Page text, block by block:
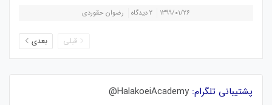
۱۳۹۹/۰۱/۲۶ ۲ دیدگاه رضوان حقوردی
قبلی بعدی
پشتیبانی تلگرام: HalakoeiAcademy@